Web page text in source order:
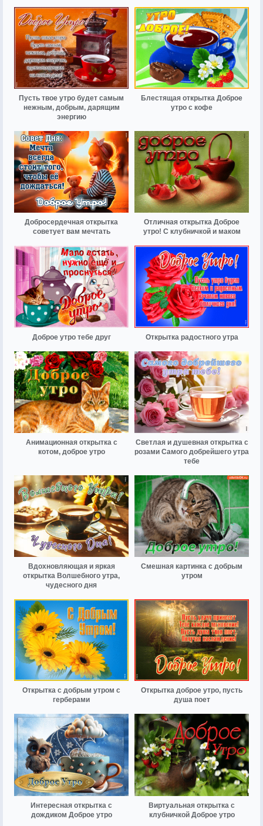
Пусть твое утро будет самым
нежным, добрым, дарящим
энергию
Блестящая открытка Доброе
утро с кофе
Добросердечная открытка
советует вам мечтать
Отличная открытка Доброе
утро! С клубничкой и маком
Доброе утро тебе друг Открытка радостного утра
Анимационная открытка с
котом, доброе утро
Светлая и душевная открытка с
розами Самого добрейшего утра
тебе
Вдохновляющая и яркая
открытка Волшебного утра,
чудесного дня
Смешная картинка с добрым
утром
Открытка с добрым утром с
герберами
Открытка доброе утро, пусть
душа поет
Интересная открытка с
дождиком Доброе утро
Виртуальная открытка с
клубничкой Доброе утро